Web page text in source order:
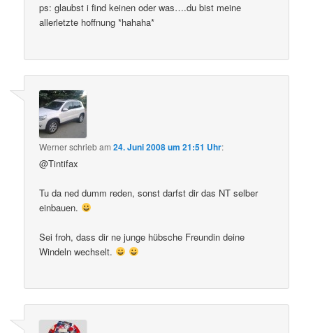
ps: glaubst i find keinen oder was….du bist meine
allerletzte hoffnung *hahaha*
Wernerschriebam24. Juni 2008 um 21:51 Uhr:
@Tintifax
Tu da ned dumm reden, sonst darfst dir das NT selber
einbauen.
Sei froh, dass dir ne junge hübsche Freundin deine
Windeln wechselt.